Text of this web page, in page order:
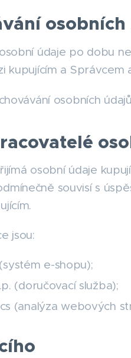
osobních
údaje po dobu
kupujícím a
osobních
osobní údaje
souvisí s
jsou:
e-shopu);
(doručovací služba);
(analýza webových